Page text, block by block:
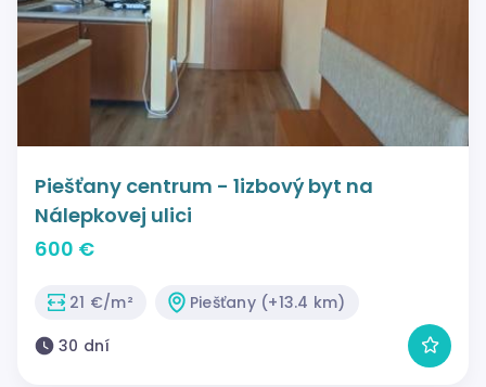
Piešťany centrum - 1izbový byt na
Nálepkovej ulici
600 €
21 €/m²
Piešťany (+13.4 km)
30 dní